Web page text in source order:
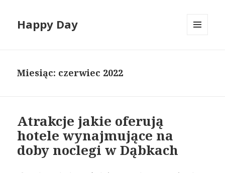
Happy Day
Miesiąc: czerwiec 2022
Atrakcje jakie oferują
hotele wynajmujące na
doby noclegi w Dąbkach